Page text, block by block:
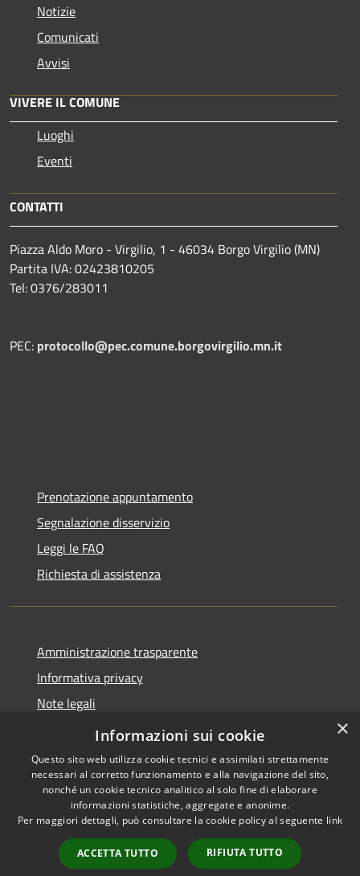
Notizie
Comunicati
Avvisi
VIVERE IL COMUNE
Luoghi
Eventi
CONTATTI
Piazza Aldo Moro - Virgilio, 1 - 46034 Borgo Virgilio (MN)
Partita IVA: 02423810205
Tel: 0376/283011
PEC: protocollo@pec.comune.borgovirgilio.mn.it
Prenotazione appuntamento
Segnalazione disservizio
Leggi le FAQ
Richiesta di assistenza
Amministrazione trasparente
Informativa privacy
Note legali
Dichiarazione di accessibilità
Accessibilità
Copyright © 2026 • Comune di
Borgo Virgilio • Powered by
Municipium•
Accesso
redazione
×
Informazioni sui cookie
Questo sito web utilizza cookie tecnici e assimilati strettamente
necessari al corretto funzionamento e alla navigazione del sito,
nonché un cookie tecnico analitico al solo fine di elaborare
informazioni statistiche, aggregate e anonime.
Per maggiori dettagli, può consultare la cookie policy al seguente link
ACCETTA TUTTO RIFIUTA TUTTO